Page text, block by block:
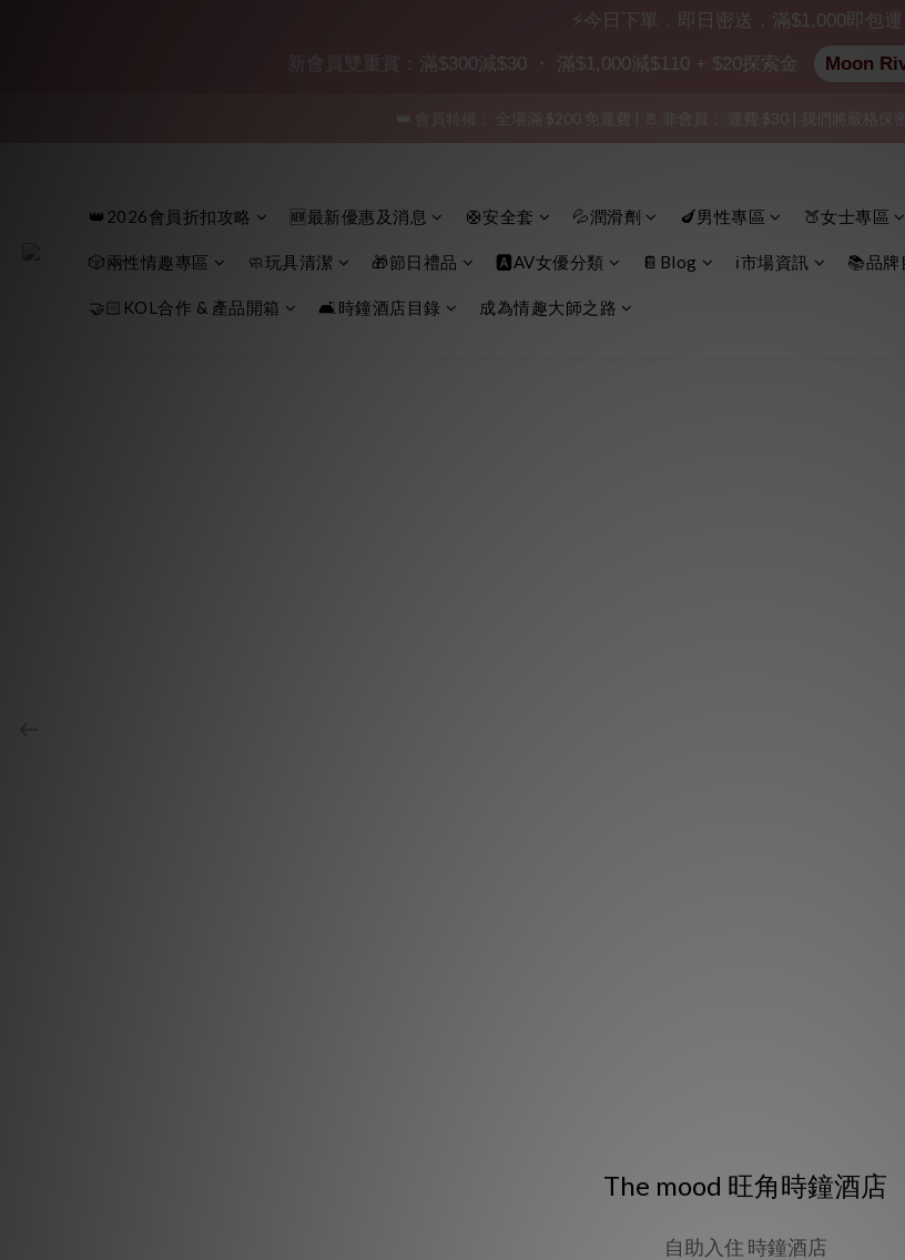
「保密出貨」（無店鋪資訊、一般紙箱）、隱私保護、加密付款、
「保密出貨」（無店鋪資訊、一般紙箱）、隱私保護、加密付款、
加入會員即享$20購物金  訂單商品好評再享$15購
👑 會員特權： 全場滿 $200 免運費 | 🚪 非會員： 運費 $30 | 我們將嚴格保
「保密出貨」（無店鋪資訊、一般紙箱）、隱私保護、加密付款
👑2026會員折扣攻略 🆕最新優惠及消息 🛟安全套 💦潤滑劑 🍆男性專區 🍑女士專區
🎲兩性情趣專區 🧼玩具清潔 🎁節日禮品 🅰️AV女優分類 📔Blog ℹ️市場資訊 📚品牌
🤝🏻KOL合作 & 產品開箱 🛋️時鐘酒店目錄 成為情趣大師之路
The mood 旺角時鐘酒店
自助入住 時鐘酒店
⚡今日下單．即日密送．滿$1,000即包運
新會員雙重賞：滿$300減$30 ・ 滿$1,000減$110 + $20探索金 Moon